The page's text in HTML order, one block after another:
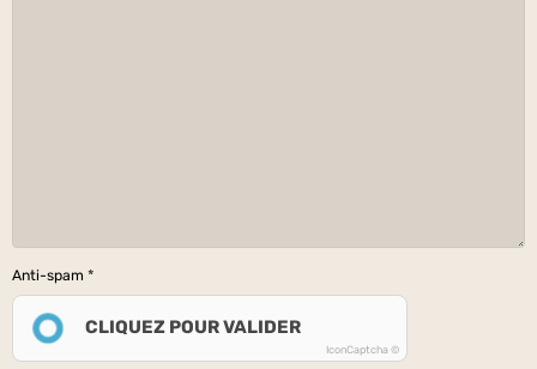
Anti-spam
CLIQUEZ POUR VALIDER
IconCaptcha ©